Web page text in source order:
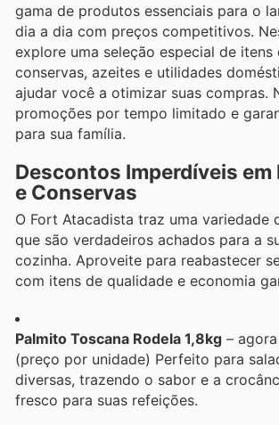
gama de produtos essenciais para o
dia a dia com preços competitivos.
explore uma seleção especial de itens
conservas, azeites e utilidades
ajudar você a otimizar suas compras.
promoções por tempo limitado e
para sua família.
Descontos Imperdíveis em
e Conservas
O Fort Atacadista traz uma variedade
que são verdadeiros achados para a
cozinha. Aproveite para reabastecer
com itens de qualidade e economia
Palmito Toscana Rodela 1,8kg –
(preço por unidade) Perfeito para
diversas, trazendo o sabor e a
fresco para suas refeições.